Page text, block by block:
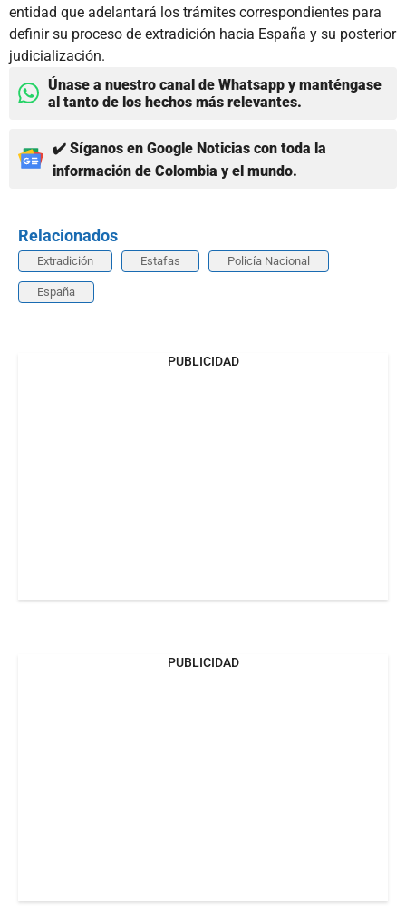
entidad que adelantará los trámites correspondientes para
definir su proceso de extradición hacia España y su posterior
judicialización.
Únase a nuestro canal de Whatsapp y manténgase
al tanto de los hechos más relevantes.
✔️ Síganos en Google Noticias con toda la
información de Colombia y el mundo.
Relacionados
Extradición Estafas Policía Nacional
España
PUBLICIDAD
PUBLICIDAD